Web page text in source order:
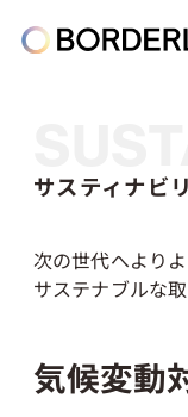
ボーダレス
グループ
ソーシャ
サスティナビ
次の世代へより
サステナブルな
気候変動